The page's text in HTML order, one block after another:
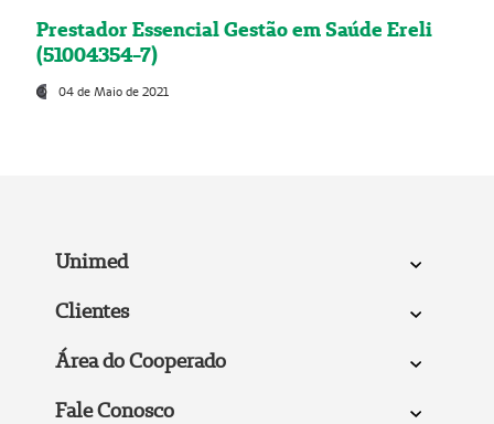
Prestador Essencial Gestão em Saúde Ereli
(51004354-7)
04 de Maio de 2021
Unimed
Clientes
Área do Cooperado
Fale Conosco